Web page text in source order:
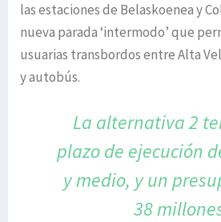
las estaciones de Belaskoenea y
nueva parada ‘intermodo’ que
usuarias transbordos entre Alta
y autobús.
La alternativa 2
plazo de ejecución
y medio, yun
38